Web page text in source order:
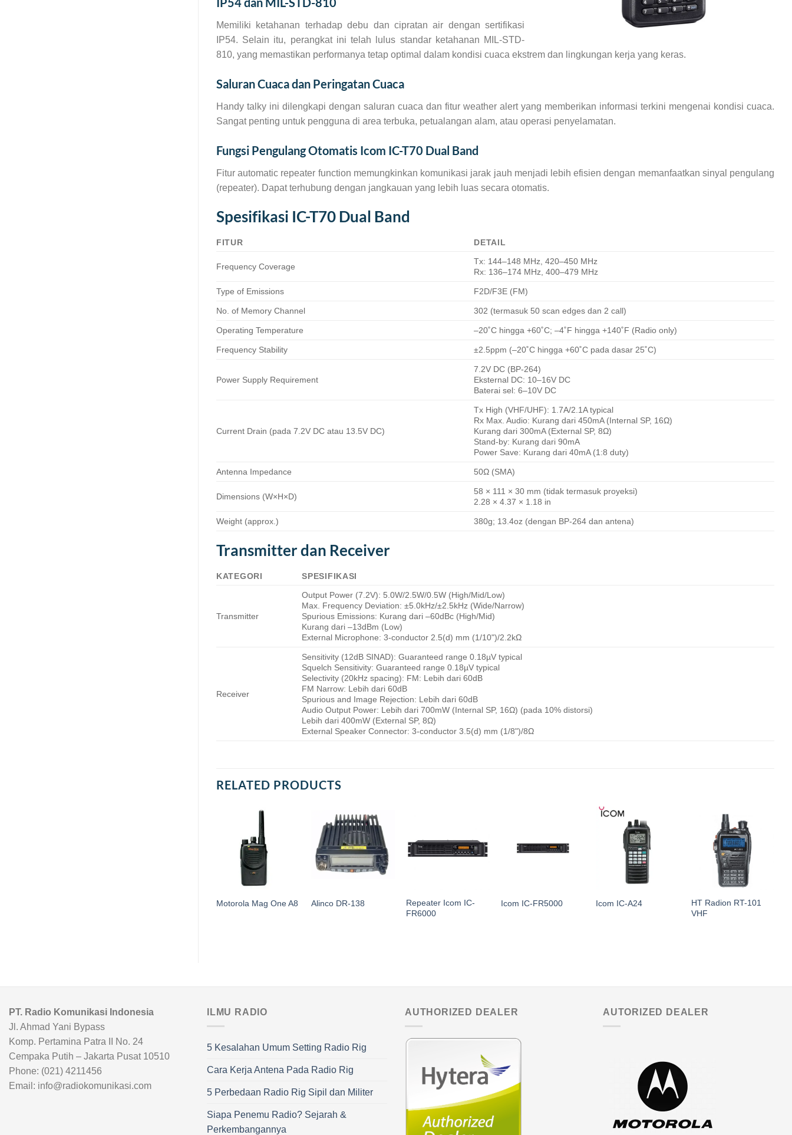
Memiliki ketahanan terhadap debu dan cipratan air dengan sertifikasi
IP54. Selain itu, perangkat ini telah lulus standar ketahanan MIL-STD-
810, yang memastikan performanya tetap optimal dalam kondisi cuaca ekstrem dan lingkungan kerja yang keras.
Saluran Cuaca dan Peringatan Cuaca
Handy talky ini dilengkapi dengan saluran cuaca dan fitur weather alert yang memberikan informasi terkini mengenai kondisi cuaca.
Sangat penting untuk pengguna di area terbuka, petualangan alam, atau operasi penyelamatan.
Fungsi Pengulang Otomatis Icom IC-T70 Dual Band
Fitur automatic repeater function memungkinkan komunikasi jarak jauh menjadi lebih efisien dengan memanfaatkan sinyal pengulang
(repeater). Dapat terhubung dengan jangkauan yang lebih luas secara otomatis.
Spesifikasi IC-T70 Dual Band
FITUR DETAIL
Frequency Coverage
Tx: 144–148 MHz, 420–450 MHz
Rx: 136–174 MHz, 400–479 MHz
Type of Emissions F2D/F3E (FM)
No. of Memory Channel 302 (termasuk 50 scan edges dan 2 call)
Operating Temperature –20˚C hingga +60˚C; –4˚F hingga +140˚F (Radio only)
Frequency Stability ±2.5ppm (–20˚C hingga +60˚C pada dasar 25˚C)
Power Supply Requirement
7.2V DC (BP-264)
Eksternal DC: 10–16V DC
Baterai sel: 6–10V DC
Current Drain (pada 7.2V DC atau 13.5V DC)
Tx High (VHF/UHF): 1.7A/2.1A typical
Rx Max. Audio: Kurang dari 450mA (Internal SP, 16Ω)
Kurang dari 300mA (External SP, 8Ω)
Stand-by: Kurang dari 90mA
Power Save: Kurang dari 40mA (1:8 duty)
Antenna Impedance 50Ω (SMA)
Dimensions (W×H×D)
58 × 111 × 30 mm (tidak termasuk proyeksi)
2.28 × 4.37 × 1.18 in
Weight (approx.) 380g; 13.4oz (dengan BP-264 dan antena)
Transmitter dan Receiver
KATEGORI SPESIFIKASI
Transmitter
Output Power (7.2V): 5.0W/2.5W/0.5W (High/Mid/Low)
Max. Frequency Deviation: ±5.0kHz/±2.5kHz (Wide/Narrow)
Spurious Emissions: Kurang dari –60dBc (High/Mid)
Kurang dari –13dBm (Low)
External Microphone: 3-conductor 2.5(d) mm (1/10ʺ)/2.2kΩ
Receiver
Sensitivity (12dB SINAD): Guaranteed range 0.18µV typical
Squelch Sensitivity: Guaranteed range 0.18µV typical
Selectivity (20kHz spacing): FM: Lebih dari 60dB
FM Narrow: Lebih dari 60dB
Spurious and Image Rejection: Lebih dari 60dB
Audio Output Power: Lebih dari 700mW (Internal SP, 16Ω) (pada 10% distorsi)
Lebih dari 400mW (External SP, 8Ω)
External Speaker Connector: 3-conductor 3.5(d) mm (1/8ʺ)/8Ω
RELATED PRODUCTS
Motorola Mag One A8 Alinco DR-138
Repeater Icom IC-
FR6000
Icom IC-FR5000 Icom IC-A24
HT Radion RT-101
VHF
PT. Radio Komunikasi Indonesia
Jl. Ahmad Yani Bypass
Komp. Pertamina Patra II No. 24
Cempaka Putih – Jakarta Pusat 10510
Phone: (021) 4211456
Email: info@radiokomunikasi.com
ILMU RADIO
5 Kesalahan Umum Setting Radio Rig
Cara Kerja Antena Pada Radio Rig
5 Perbedaan Radio Rig Sipil dan Militer
Siapa Penemu Radio? Sejarah &
Perkembangannya
AUTHORIZED DEALER AUTORIZED DEALER